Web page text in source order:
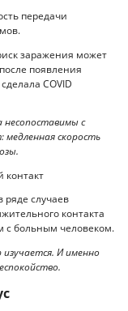
передачи
заражения может
появления
COVID
с
скорость
контакт
случаев
контакта
с больным человеком.
изучается. И именно